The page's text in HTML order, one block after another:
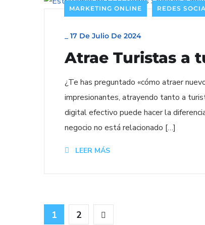
MARKETING ONLINE REDES
17 De Julio De 2024
Atrae Turistas a
¿Te has preguntado «cómo atraer
impresionantes, atrayendo tanto a
digital efectivo puede hacer la
negocio no está relacionado […]
LEER MÁS
1 2